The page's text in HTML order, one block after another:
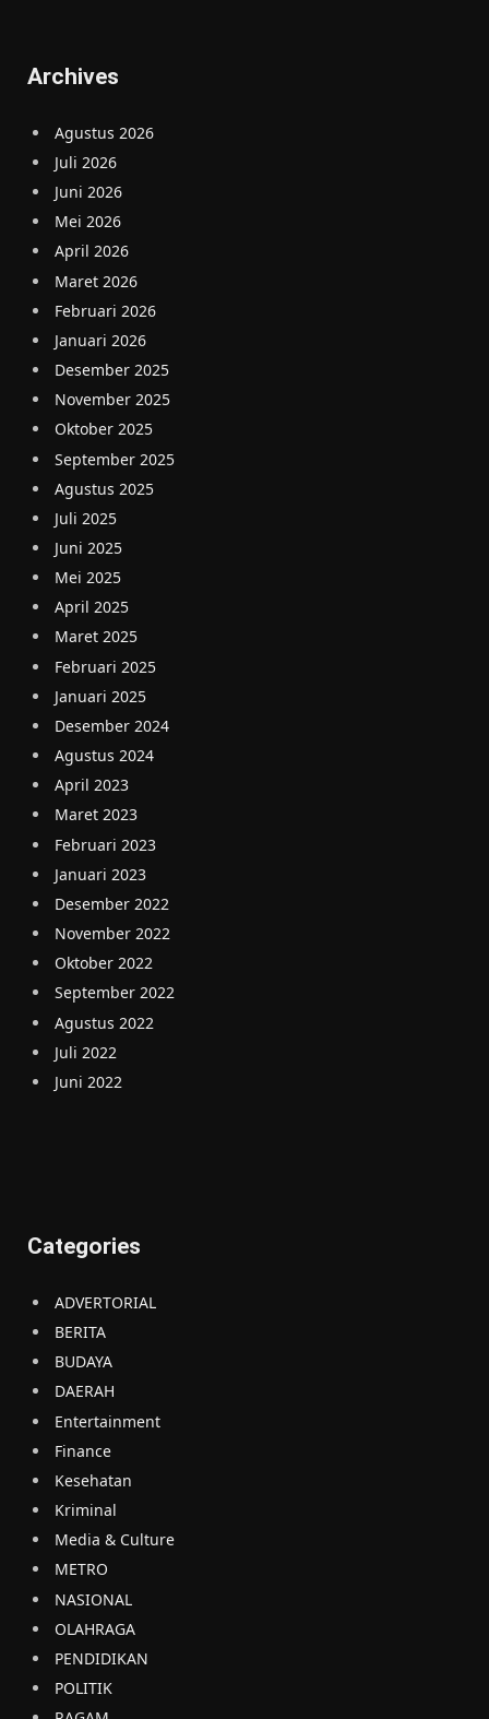
Archives
Agustus 2026
Juli 2026
Juni 2026
Mei 2026
April 2026
Maret 2026
Februari 2026
Januari 2026
Desember 2025
November 2025
Oktober 2025
September 2025
Agustus 2025
Juli 2025
Juni 2025
Mei 2025
April 2025
Maret 2025
Februari 2025
Januari 2025
Desember 2024
Agustus 2024
April 2023
Maret 2023
Februari 2023
Januari 2023
Desember 2022
November 2022
Oktober 2022
September 2022
Agustus 2022
Juli 2022
Juni 2022
Categories
ADVERTORIAL
BERITA
BUDAYA
DAERAH
Entertainment
Finance
Kesehatan
Kriminal
Media & Culture
METRO
NASIONAL
OLAHRAGA
PENDIDIKAN
POLITIK